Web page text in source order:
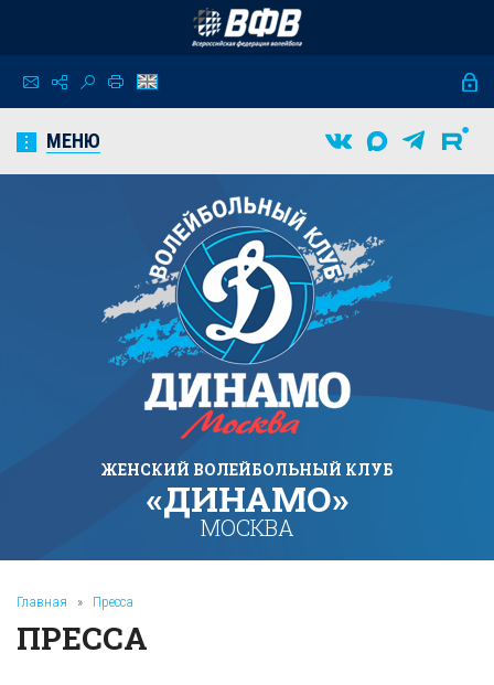
МЕНЮ
ЖЕНСКИЙ ВОЛЕЙБОЛЬНЫЙ КЛУБ
«ДИНАМО»
МОСКВА
Главная » Пресса
ПРЕССА